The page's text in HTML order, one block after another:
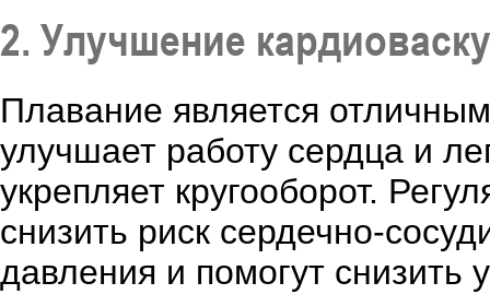
2. Улучшение
Плавание является
улучшает работу сердца и
укрепляет кругооборот.
снизить риск сердечно-
давления и помогут снизить